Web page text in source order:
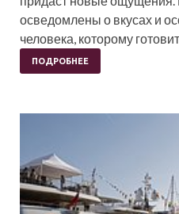
осведомлены о вкусах и
человека, которому
ПОДРОБНЕЕ